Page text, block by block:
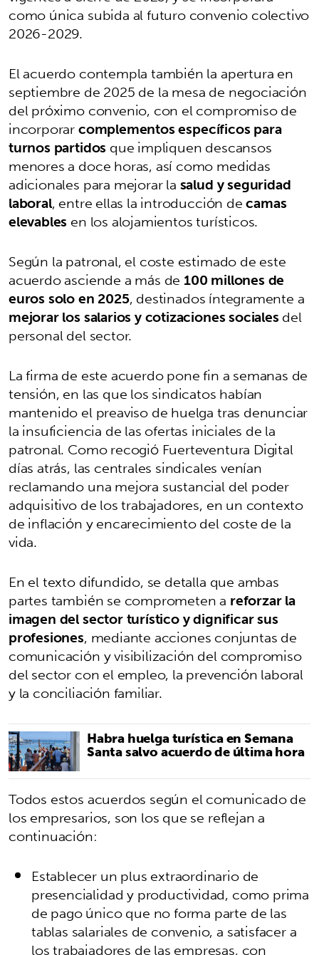
como única subida al futuro convenio colectivo
2026-2029.
El acuerdo contempla también la apertura en
septiembre de 2025 de la mesa de negociación
del próximo convenio, con el compromiso de
incorporarcomplementos específicos para
turnos partidos que impliquen descansos
menores a doce horas, así como medidas
adicionales para mejorar lasalud y seguridad
laboral, entre ellas la introducción decamas
elevables en los alojamientos turísticos.
Según la patronal, el coste estimado de este
acuerdo asciende a más de 100 millones de
euros solo en 2025, destinados íntegramente a
mejorar los salarios y cotizaciones socialesdel
personal del sector.
La firma de este acuerdo pone fin a semanas de
tensión, en las que los sindicatos habían
mantenido el preaviso de huelga tras denunciar
la insuficiencia de las ofertas iniciales de la
patronal. Como recogió Fuerteventura Digital
días atrás, las centrales sindicales venían
reclamando una mejora sustancial del poder
adquisitivo de los trabajadores, en un contexto
de inflación y encarecimiento del coste de la
vida.
En el texto difundido, se detalla que ambas
partes también se comprometen a reforzar la
imagen del sector turístico y dignificar sus
profesiones, mediante acciones conjuntas de
comunicación y visibilización del compromiso
del sector con el empleo, la prevención laboral
y la conciliación familiar.
Habra huelga turística en Semana
Santa salvo acuerdo de última hora
Todos estos acuerdos según el comunicado de
los empresarios, son los que se reflejan a
continuación:
Establecer un plus extraordinario de
presencialidad y productividad, como prima
de pago único que no forma parte de las
tablas salariales de convenio, a satisfacer a
los trabajadores de las empresas, con